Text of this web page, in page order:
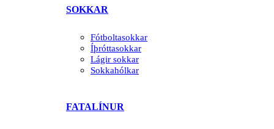
SOKKAR
Fótboltasokkar
Íþróttasokkar
Lágir sokkar
Sokkahólkar
FATALÍNUR